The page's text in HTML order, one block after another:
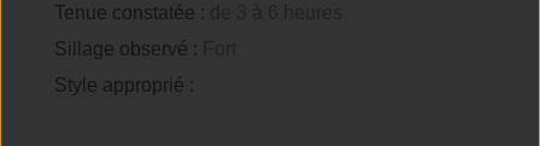
Tenue constatée : de 3 à 6 heures
Sillage observé : Fort
Style approprié :